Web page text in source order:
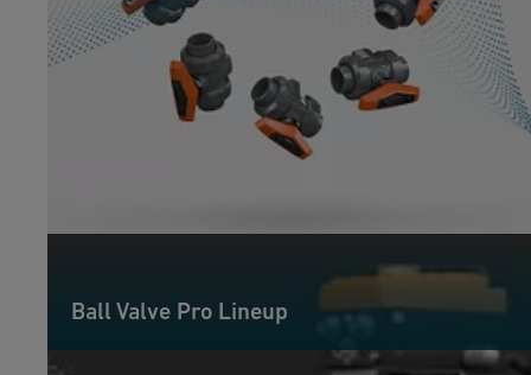
Ball Valve Pro Lineup